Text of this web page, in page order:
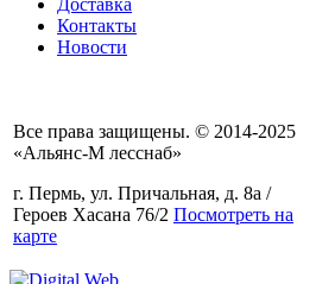
Доставка
Контакты
Новости
Все права защищены. © 2014-2025
«Альянс-М лесснаб»
г. Пермь, ул. Причальная, д. 8а /
Героев Хасана 76/2 Посмотреть на
карте